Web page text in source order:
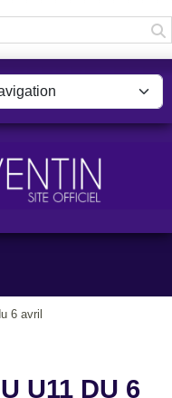
6 avril
U11 DU 6